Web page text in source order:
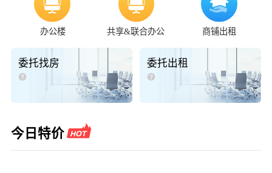
办公楼 共享&联合办公 商铺出租
委托找房 委托出租
今日特价